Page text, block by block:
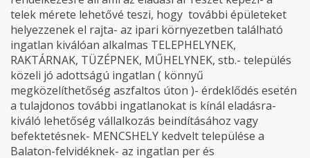
telek mérete lehetővé teszi, hogy további épületeket
helyezzenek el rajta- az ipari környezetben található
ingatlan kiválóan alkalmas TELEPHELYNEK,
RAKTÁRNAK, TÜZÉPNEK, MŰHELYNEK, stb.- település
közeli jó adottságú ingatlan ( könnyű
megközelíthetőség aszfaltos úton )- érdeklődés esetén
a tulajdonos további ingatlanokat is kínál eladásra-
kiváló lehetőség vállalkozás beindításához vagy
befektetésnek- MENCSHELY kedvelt települése a
Balaton-felvidéknek- az ingatlan per és